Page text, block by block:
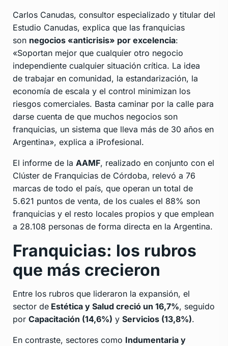
Carlos Canudas, consultor especializado y titular del
Estudio Canudas, explica que las franquicias
son negocios «anticrisis» por excelencia:
«Soportan mejor que cualquier otro negocio
independiente cualquier situación crítica. La idea
de trabajar en comunidad, la estandarización, la
economía de escala y el control minimizan los
riesgos comerciales. Basta caminar por la calle para
darse cuenta de que muchos negocios son
franquicias, un sistema que lleva más de 30 años en
Argentina», explica a iProfesional.
El informe de la AAMF, realizado en conjunto con el
Clúster de Franquicias de Córdoba, relevó a 76
marcas de todo el país, que operan un total de
5.621 puntos de venta, de los cuales el 88% son
franquicias y el resto locales propios y que emplean
a 28.108 personas de forma directa en la Argentina.
Franquicias: los rubros
que más crecieron
Entre los rubros que lideraron la expansión, el
sector de Estética y Salud creció un 16,7%, seguido
por Capacitación (14,6%) y Servicios (13,8%).
En contraste, sectores como Indumentaria y